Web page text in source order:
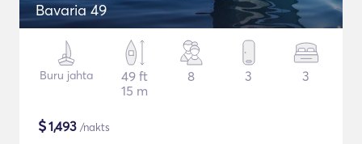
Bavaria 49
Buru jahta
49 ft
15 m
8 3 3
$1,493 /nakts